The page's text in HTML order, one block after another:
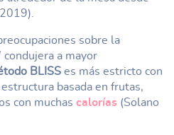
sobre la
a mayor
BLISS es más estricto con
basada en frutas,
con muchas calorías (Solano